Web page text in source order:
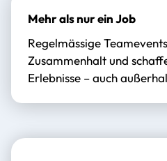
Mehr als nur ein Job
Regelmässige
Zusammenhalt und
Erlebnisse – auch